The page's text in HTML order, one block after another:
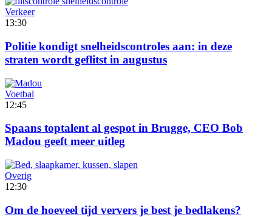
Verkeer
13:30
Politie kondigt snelheidscontroles aan: in deze
straten wordt geflitst in augustus
Voetbal
12:45
Spaans toptalent al gespot in Brugge, CEO Bob
Madou geeft meer uitleg
Overig
12:30
Om de hoeveel tijd ververs je best je bedlakens?